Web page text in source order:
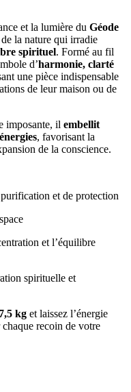
et la lumière du Géode
la nature qui irradie
spirituel. Formé au fil
d’harmonie, clarté
une pièce indispensable
de leur maison ou de
imposante, il embellit
, favorisant la
de la conscience.
et de protection
et l’équilibre
spirituelle et
kg et laissez l’énergie
recoin de votre